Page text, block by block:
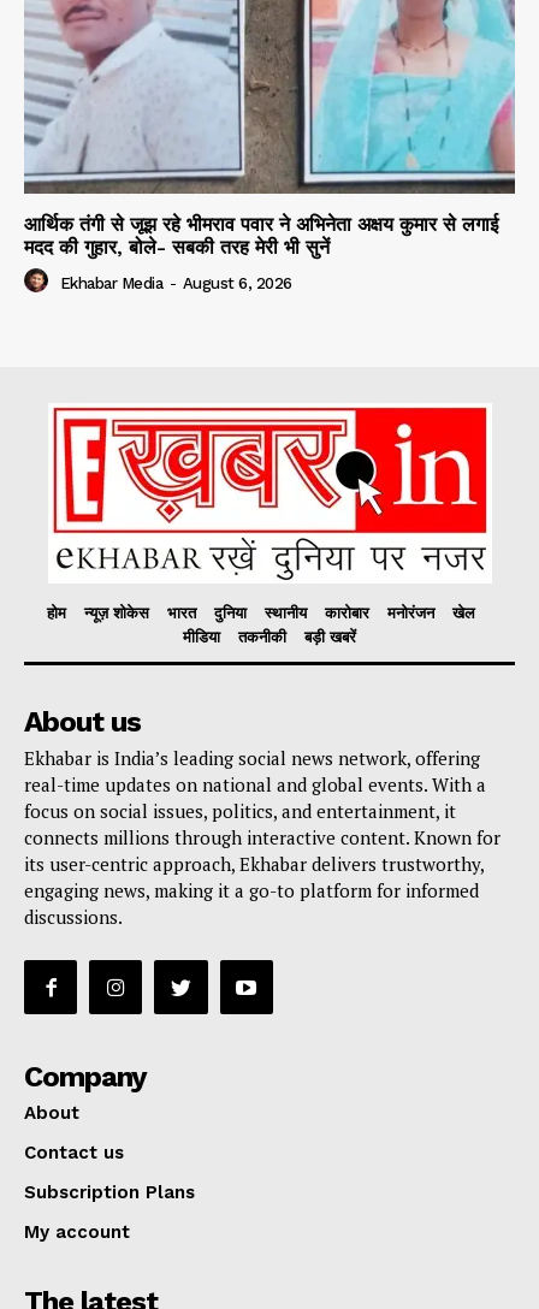
आर्थिक तंगी से जूझ रहे भीमराव पवार ने अभिनेता अक्षय कुमार से लगाई
मदद की गुहार, बोले- सबकी तरह मेरी भी सुनें
Ekhabar Media - August 6, 2026
होम न्यूज़ शोकेस भारत दुनिया स्थानीय कारोबार मनोरंजन
खेल
मीडिया
तकनीकी बड़ी खबरें
About us
Ekhabar is India’s leading social news network, offering
real-time updates on national and global events. With a
focus on social issues, politics, and entertainment, it
connects millions through interactive content. Known for
its user-centric approach, Ekhabar delivers trustworthy,
engaging news, making it a go-to platform for informed
discussions.
Company
About
Contact us
Subscription Plans
My account
The latest